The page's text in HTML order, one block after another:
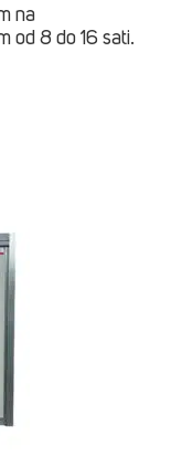
na
od 8 do 16 sati.